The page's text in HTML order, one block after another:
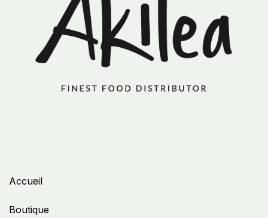
Accueil
Boutique